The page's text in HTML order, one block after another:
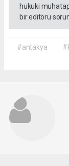
hukuki
bir editörü
#antakya